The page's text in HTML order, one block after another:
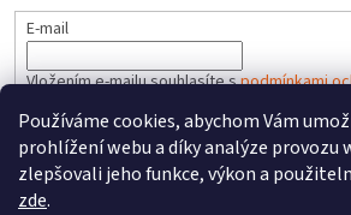
Používáme cookies, abychom Vám
prohlížení webu a díky analýze provozu
zlepšovali jeho funkce, výkon a
zde.
E-mail
Vložením e-mailu souhlasíte spodmínkami
PŘIHLÁSIT SE